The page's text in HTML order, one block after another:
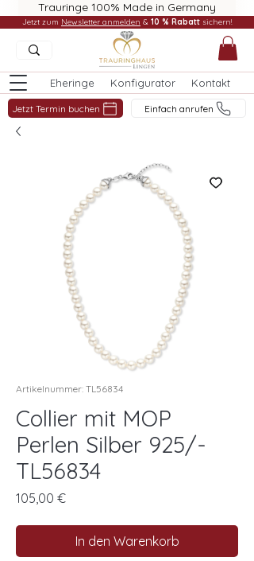
Trauringe 100% Made in Germany
Eheringe Konfigurator Kontakt
Jetzt Termin buchen Einfach anrufen
Jetzt zum Newsletter anmelden & 10 % Rabatt sichern!
Artikelnummer: TL56834
Collier mit MOP
Perlen Silber 925/-
TL56834
105,00 €Preis
In den Warenkorb